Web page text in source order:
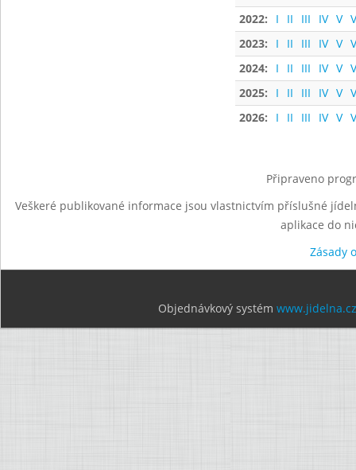
2022:
I II III IV V
2023:
I II III IV V
2024:
I II III IV V
2025:
I II III IV V
2026:
I II III IV V
Připraveno
Veškeré publikované informace jsou vlastnictvím příslušné
aplikace do
Zásady
Objednávkový systém www.jidelna.cz